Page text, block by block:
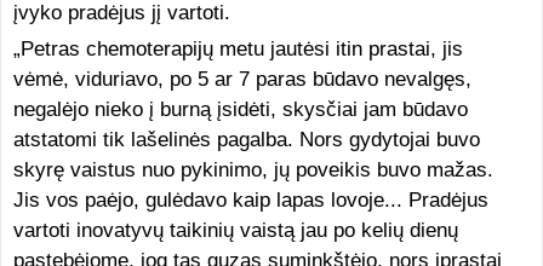
įvyko pradėjus jį vartoti.
„Petras chemoterapijų metu jautėsi itin prastai, jis
vėmė, viduriavo, po 5 ar 7 paras būdavo nevalgęs,
negalėjo nieko į burną įsidėti, skysčiai jam būdavo
atstatomi tik lašelinės pagalba. Nors gydytojai buvo
skyrę vaistus nuo pykinimo, jų poveikis buvo mažas.
Jis vos paėjo, gulėdavo kaip lapas lovoje... Pradėjus
vartoti inovatyvų taikinių vaistą jau po kelių dienų
pastebėjome, jog tas guzas suminkštėjo, nors įprastai